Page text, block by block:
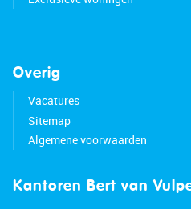
Overig
Vacatures
Sitemap
Algemene voorwaarden
Kantoren Bert van